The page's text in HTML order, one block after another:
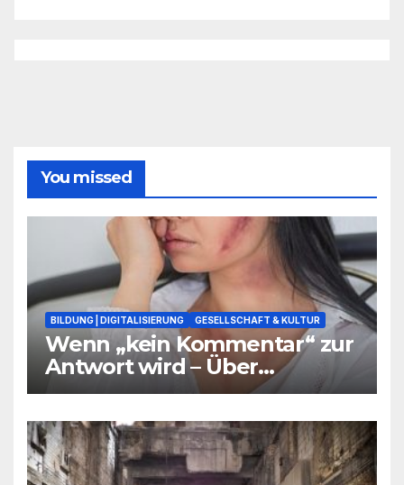
You missed
BILDUNG | DIGITALISIERUNG GESELLSCHAFT & KULTUR
Wenn „kein Kommentar“ zur
Antwort wird – Über
Warnsignale aus Schulen, die